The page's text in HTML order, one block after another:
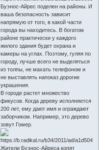
Буэнос-Айрес поделен на районы. И
ваша безопасность зависит
напрямую от того, в какой части
города вы находитесь. В богатом
районе практически у каждого
жилого здания будет охрана и
камеры на углах. Поэтому, гуляя по
городу, лучше всего не выделяться
из толпы, не махать телефоном и
не выставлять напоказ дорогие
украшения.
В городе растет множество
фикусов. Когда дереву исполняется
200 лет, ему дают имя и ограждают
заборчиком. Например, это дерево
зовут Гомер.
Жители Буэнос-Айреса копят